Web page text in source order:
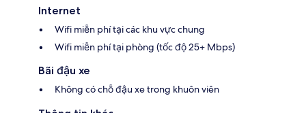
Internet
Wifi miễn phí tại các khu vực chung
Wifi miễn phí tại phòng (tốc độ 25+ Mbps)
Bãi đậu xe
Không có chỗ đậu xe trong khuôn viên